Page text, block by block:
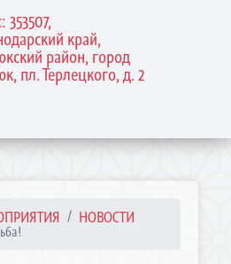
353507,
край,
район, город
пл. Терлецкого, д. 2
НОВОСТИ